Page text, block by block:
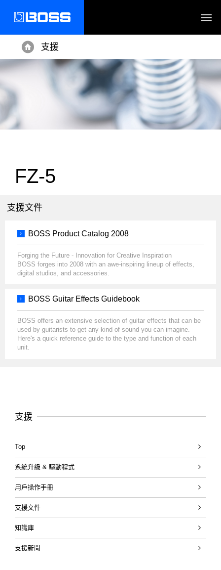
Home
支援
FZ-5
支援文件
BOSS Product Catalog 2008
Forging the Future - Innovation for Creative Inspiration
BOSS forges into 2008 with an awe-inspiring lineup of effects,
digital studios, and accessories.
BOSS Guitar Effects Guidebook
BOSS offers an extensive selection of guitar effects that can be
used by guitarists to get any kind of sound you can imagine.
Here's a quick reference guide to the type and function of each
unit.
支援
Top
系統升級 & 驅動程式
用戶操作手冊
支援文件
知識庫
支援新聞